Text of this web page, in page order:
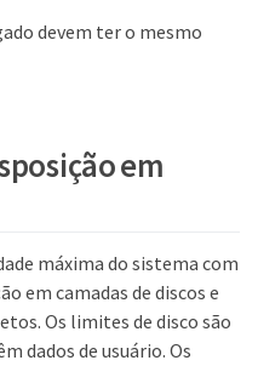
devem ter o mesmo
em
máxima do sistema com
em camadas de discos e
Os limites de disco são
dados de usuário. Os